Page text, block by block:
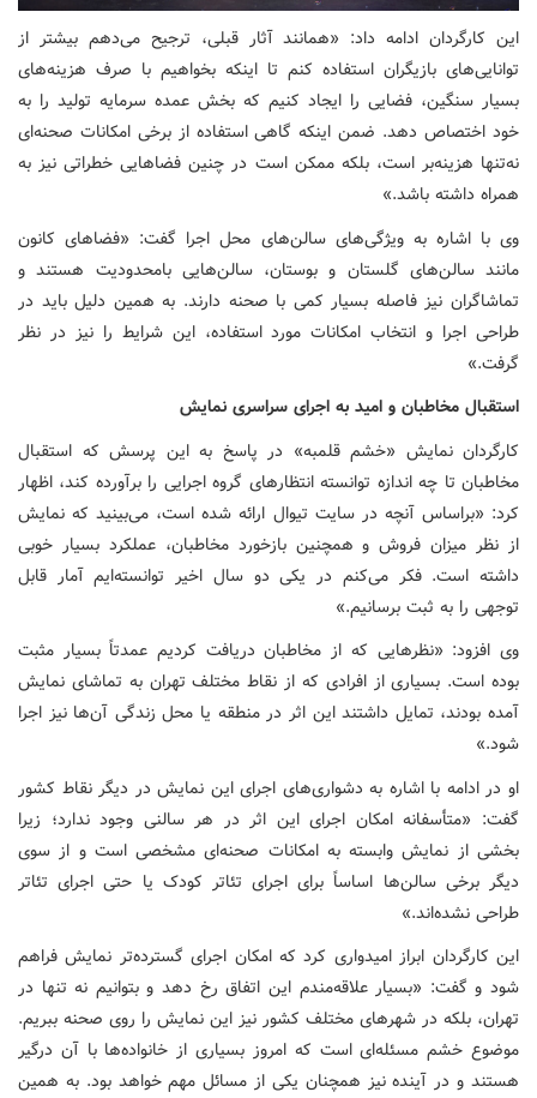
این کارگردان ادامه داد: «همانند آثار قبلی، ترجیح می‌دهم بیشتر از
توانایی‌های بازیگران استفاده کنم تا اینکه بخواهیم با صرف هزینه‌های
بسیار سنگین، فضایی را ایجاد کنیم که بخش عمده سرمایه تولید را به
خود اختصاص دهد. ضمن اینکه گاهی استفاده از برخی امکانات صحنه‌ای
نه‌تنها هزینه‌بر است، بلکه ممکن است در چنین فضاهایی خطراتی نیز به
همراه داشته باشد.»
وی با اشاره به ویژگی‌های سالن‌های محل اجرا گفت: «فضاهای کانون
مانند سالن‌های گلستان و بوستان، سالن‌هایی بامحدودیت هستند و
تماشاگران نیز فاصله بسیار کمی با صحنه دارند. به همین دلیل باید در
طراحی اجرا و انتخاب امکانات مورد استفاده، این شرایط را نیز در نظر
گرفت.»
استقبال مخاطبان و امید به اجرای سراسری نمایش
کارگردان نمایش «خشم قلمبه» در پاسخ به این پرسش که استقبال
مخاطبان تا چه اندازه توانسته انتظارهای گروه اجرایی را برآورده کند، اظهار
کرد: «براساس آنچه در سایت تیوال ارائه شده است، می‌بینید که نمایش
از نظر میزان فروش و همچنین بازخورد مخاطبان، عملکرد بسیار خوبی
داشته است. فکر می‌کنم در یکی دو سال اخیر توانسته‌ایم آمار قابل
توجهی را به ثبت برسانیم.»
وی افزود: «نظرهایی که از مخاطبان دریافت کردیم عمدتاً بسیار مثبت
بوده است. بسیاری از افرادی که از نقاط مختلف تهران به تماشای نمایش
آمده بودند، تمایل داشتند این اثر در منطقه یا محل زندگی آن‌ها نیز اجرا
شود.»
او در ادامه با اشاره به دشواری‌های اجرای این نمایش در دیگر نقاط کشور
گفت: «متأسفانه امکان اجرای این اثر در هر سالنی وجود ندارد؛ زیرا
بخشی از نمایش وابسته به امکانات صحنه‌ای مشخصی است و از سوی
دیگر برخی سالن‌ها اساساً برای اجرای تئاتر کودک یا حتی اجرای تئاتر
طراحی نشده‌اند.»
این کارگردان ابراز امیدواری کرد که امکان اجرای گسترده‌تر نمایش فراهم
شود و گفت: «بسیار علاقه‌مندم این اتفاق رخ دهد و بتوانیم نه تنها در
تهران، بلکه در شهرهای مختلف کشور نیز این نمایش را روی صحنه ببریم.
موضوع خشم مسئله‌ای است که امروز بسیاری از خانواده‌ها با آن درگیر
هستند و در آینده نیز همچنان یکی از مسائل مهم خواهد بود. به همین